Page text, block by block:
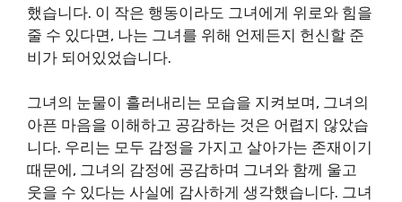
했습니다. 이 작은 행동이라도 그녀에게 위로와 힘을
줄 수 있다면, 나는 그녀를 위해 언제든지 헌신할 준
비가 되어있었습니다.
그녀의 눈물이 흘러내리는 모습을 지켜보며, 그녀의
아픈 마음을 이해하고 공감하는 것은 어렵지 않았습
니다. 우리는 모두 감정을 가지고 살아가는 존재이기
때문에, 그녀의 감정에 공감하며 그녀와 함께 울고
웃을 수 있다는 사실에 감사하게 생각했습니다. 그녀